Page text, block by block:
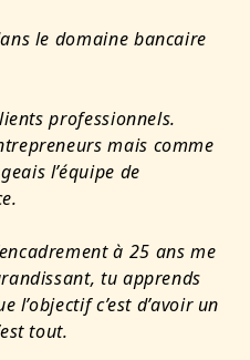
le domaine bancaire
professionnels.
mais comme
l’équipe de
à 25 ans me
tu apprends
l’objectif c’est d’avoir un
tout.